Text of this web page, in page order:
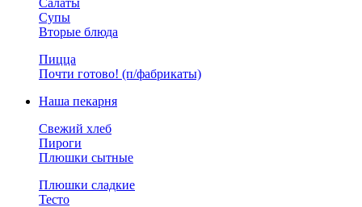
Салаты
Супы
Вторые блюда
Пицца
Почти готово! (п/фабрикаты)
Наша пекарня
Свежий хлеб
Пироги
Плюшки сытные
Плюшки сладкие
Тесто